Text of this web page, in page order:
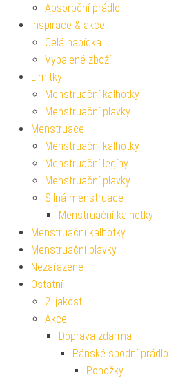
Absorpční prádlo
Inspirace & akce
Celá nabídka
Vybalené zboží
Limitky
Menstruační kalhotky
Menstruační plavky
Menstruace
Menstruační kalhotky
Menstruační legíny
Menstruační plavky
Silná menstruace
Menstruační kalhotky
Menstruační kalhotky
Menstruační plavky
Nezařazené
Ostatní
2. jakost
Akce
Doprava zdarma
Pánské spodní prádlo
Ponožky